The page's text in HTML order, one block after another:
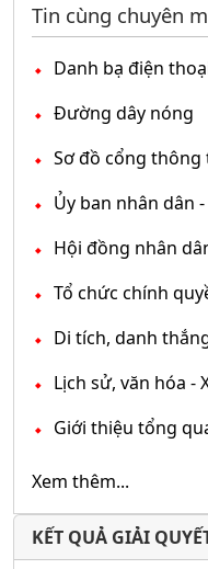
Tin cùng chuyên
Danh bạ điện
Đường dây nóng
Sơ đồ cổng thông
Ủy ban nhân dân
Hội đồng nhân
Tổ chức chính
Di tích, danh
Lịch sử, văn hóa -
Giới thiệu tổng
Xem thêm...
KẾT QUẢ GIẢI